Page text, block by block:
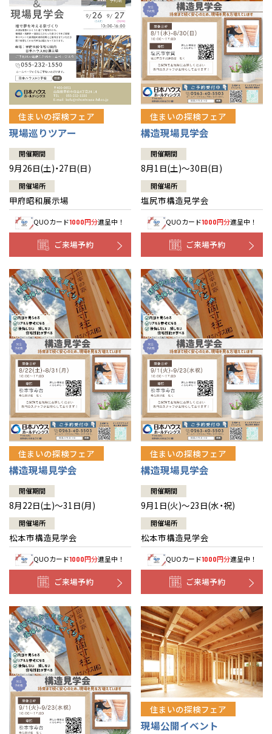
住まいの探検フェア
現場巡りツアー
開催期間
9月26日(土)・27日(日)
開催場所
甲府昭和展示場
QUOカード1000円分進呈中！
ご来場予約
住まいの探検フェア
構造現場見学会
開催期間
8月1日(土)～30日(日)
開催場所
塩尻市構造見学会
QUOカード1000円分進呈中！
ご来場予約
住まいの探検フェア
構造現場見学会
開催期間
8月22日(土)～31日(月)
開催場所
松本市構造見学会
QUOカード1000円分進呈中！
ご来場予約
住まいの探検フェア
構造現場見学会
開催期間
9月1日(火)～23日(水・祝)
開催場所
松本市構造見学会
QUOカード1000円分進呈中！
ご来場予約
住まいの探検フェア
現場公開イベント